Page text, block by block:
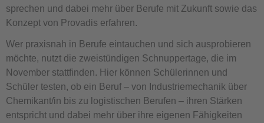
sprechen und dabei mehr über Berufe mit Zukunft sowie das
Konzept von Provadis erfahren.
Wer praxisnah in Berufe eintauchen und sich ausprobieren
möchte, nutzt die zweistündigen Schnuppertage, die im
November stattfinden. Hier können Schülerinnen und
Schüler testen, ob ein Beruf – von Industriemechanik über
Chemikant/in bis zu logistischen Berufen – ihren Stärken
entspricht und dabei mehr über ihre eigenen Fähigkeiten